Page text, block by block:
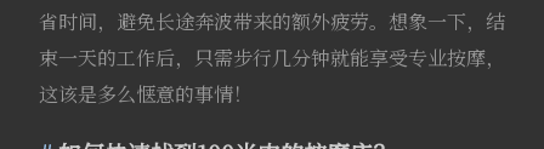
省时间，避免长途奔波带来的额外疲劳。想象一下，结
束一天的工作后，只需步行几分钟就能享受专业按摩，
这该是多么惬意的事情！